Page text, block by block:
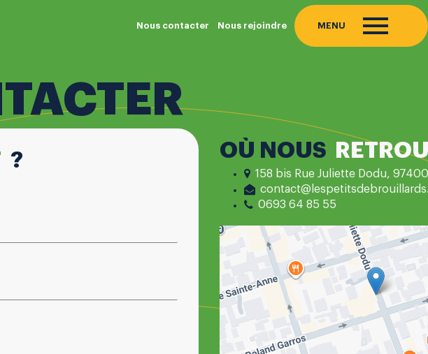
Nous contacter Nous rejoindre MENU
? OÙ NOUS
158 bis Rue Juliette Dodu,
0693 64 85 55